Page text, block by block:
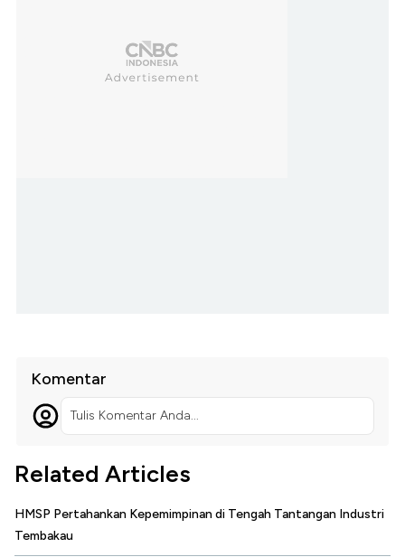
Komentar
Tulis Komentar Anda...
Related Articles
HMSP Pertahankan Kepemimpinan di Tengah Tantangan Industri
Tembakau